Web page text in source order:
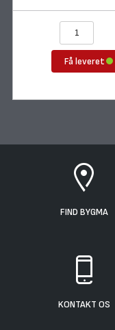
Få leveret
FIND BYGMA
KONTAKT OS